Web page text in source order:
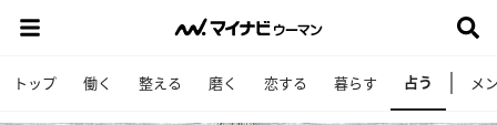
トップ 働く 整える 磨く 恋する 暮らす 占う メ